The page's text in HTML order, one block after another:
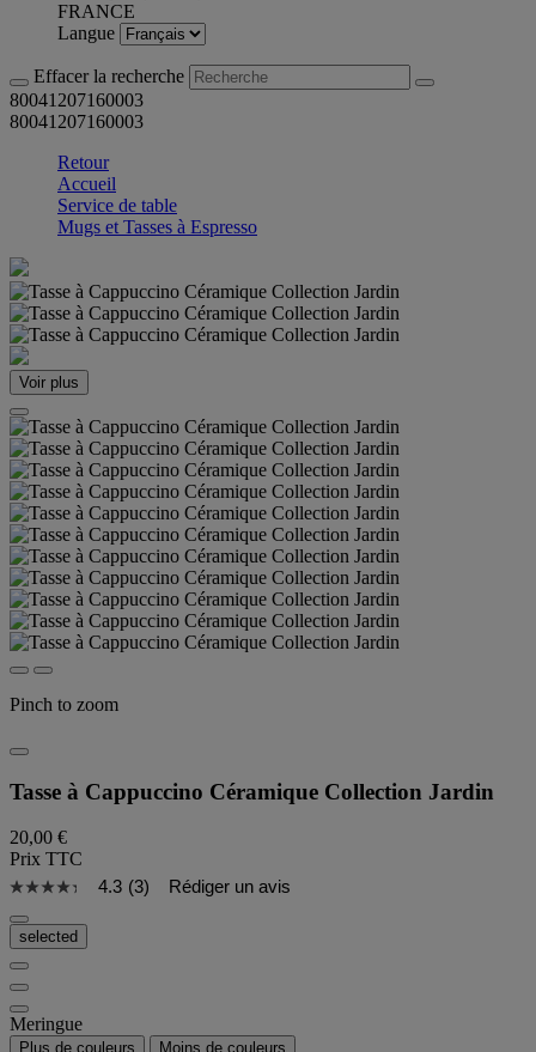
FRANCE
Langue
Effacer la recherche
80041207160003
80041207160003
Retour
Accueil
Service de table
Mugs et Tasses à Espresso
Voir plus
Pinch to zoom
Tasse à Cappuccino Céramique Collection Jardin
20,00 €
Prix TTC
4.3 (3) Rédiger un avis
selected
Meringue
Plus de couleurs Moins de couleurs